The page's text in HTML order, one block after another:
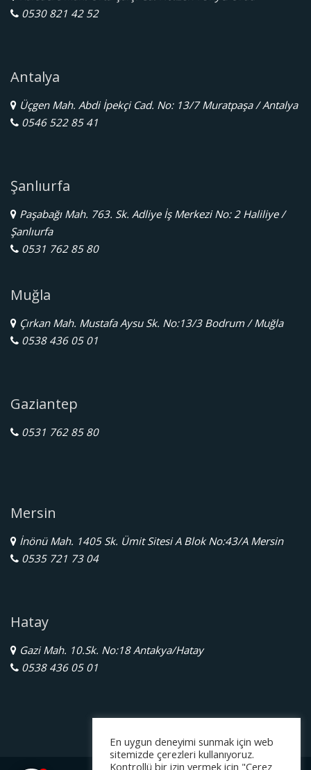
0530 821 42 52
Antalya
Üçgen Mah. Abdi İpekçi Cad. No: 13/7 Muratpaşa / Antalya
0546 522 85 41
Şanlıurfa
Paşabağı Mah. 763. Sk. Adliye İş Merkezi No: 2 Haliliye /
Şanlıurfa
0531 762 85 80
Muğla
Çırkan Mah. Mustafa Aysu Sk. No:13/3 Bodrum / Muğla
0538 436 05 01
Gaziantep
0531 762 85 80
Mersin
İnönü Mah. 1405 Sk. Ümit Sitesi A Blok No:43/A Mersin
0535 721 73 04
Hatay
Gazi Mah. 10.Sk. No:18 Antakya/Hatay
0538 436 05 01
En uygun deneyimi sunmak için web
sitemizde çerezleri kullanıyoruz.
Kontrollü bir izin vermek için "Çerez